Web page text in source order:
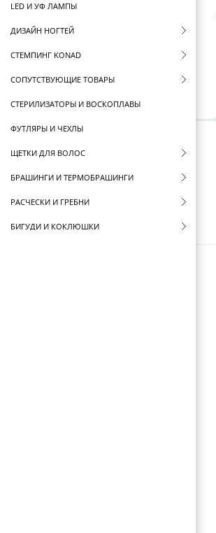
LED И УФ ЛАМПЫ
ДИЗАЙН НОГТЕЙ
СТЕМПИНГ KONAD
СОПУТСТВУЮЩИЕ ТОВАРЫ
СТЕРИЛИЗАТОРЫ И ВОСКОПЛАВЫ
ФУТЛЯРЫ И ЧЕХЛЫ
ЩЕТКИ ДЛЯ ВОЛОС
БРАШИНГИ И ТЕРМОБРАШИНГИ
РАСЧЕСКИ И ГРЕБНИ
БИГУДИ И КОКЛЮШКИ